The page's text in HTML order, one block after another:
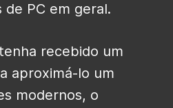
de PC em geral.
recebido um
aproximá-lo um
modernos, o